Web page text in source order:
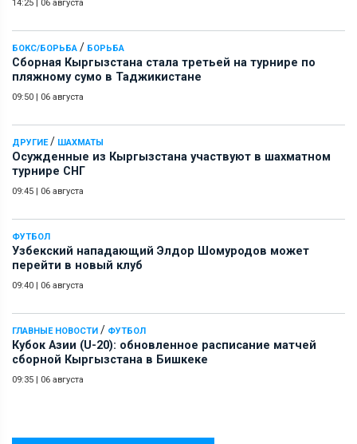
14:25 | 06 августа
БОКС/БОРЬБА / БОРЬБА
Сборная Кыргызстана стала третьей на турнире по
пляжному сумо в Таджикистане
09:50 | 06 августа
ДРУГИЕ/ ШАХМАТЫ
Осужденные из Кыргызстана участвуют в шахматном
турнире СНГ
09:45 | 06 августа
ФУТБОЛ
Узбекский нападающий Элдор Шомуродов может
перейти в новый клуб
09:40 | 06 августа
ГЛАВНЫЕ НОВОСТИ / ФУТБОЛ
Кубок Азии (U-20): обновленное расписание матчей
сборной Кыргызстана в Бишкеке
09:35 | 06 августа